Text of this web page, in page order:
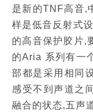
是新的TNF高音,
样是低音反射式
的高音保护胶片,
的Aria 系列有一
部都是采用相同
感受不到声道之
融合的状态,五声